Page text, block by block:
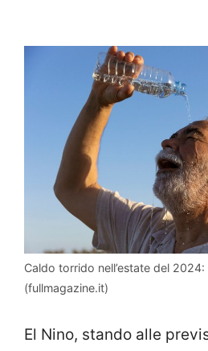
Caldo torrido nell’estate del
(fullmagazine.it)
El Nino, stando alle